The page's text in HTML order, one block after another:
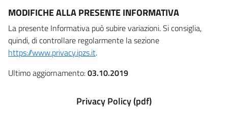
MODIFICHE ALLA PRESENTE INFORMATIVA
La presente Informativa può subire variazioni. Si consiglia,
quindi, di controllare regolarmente la sezione
https://www.privacy.ipzs.it.
Ultimo aggiornamento:03.10.2019
Privacy Policy (pdf)